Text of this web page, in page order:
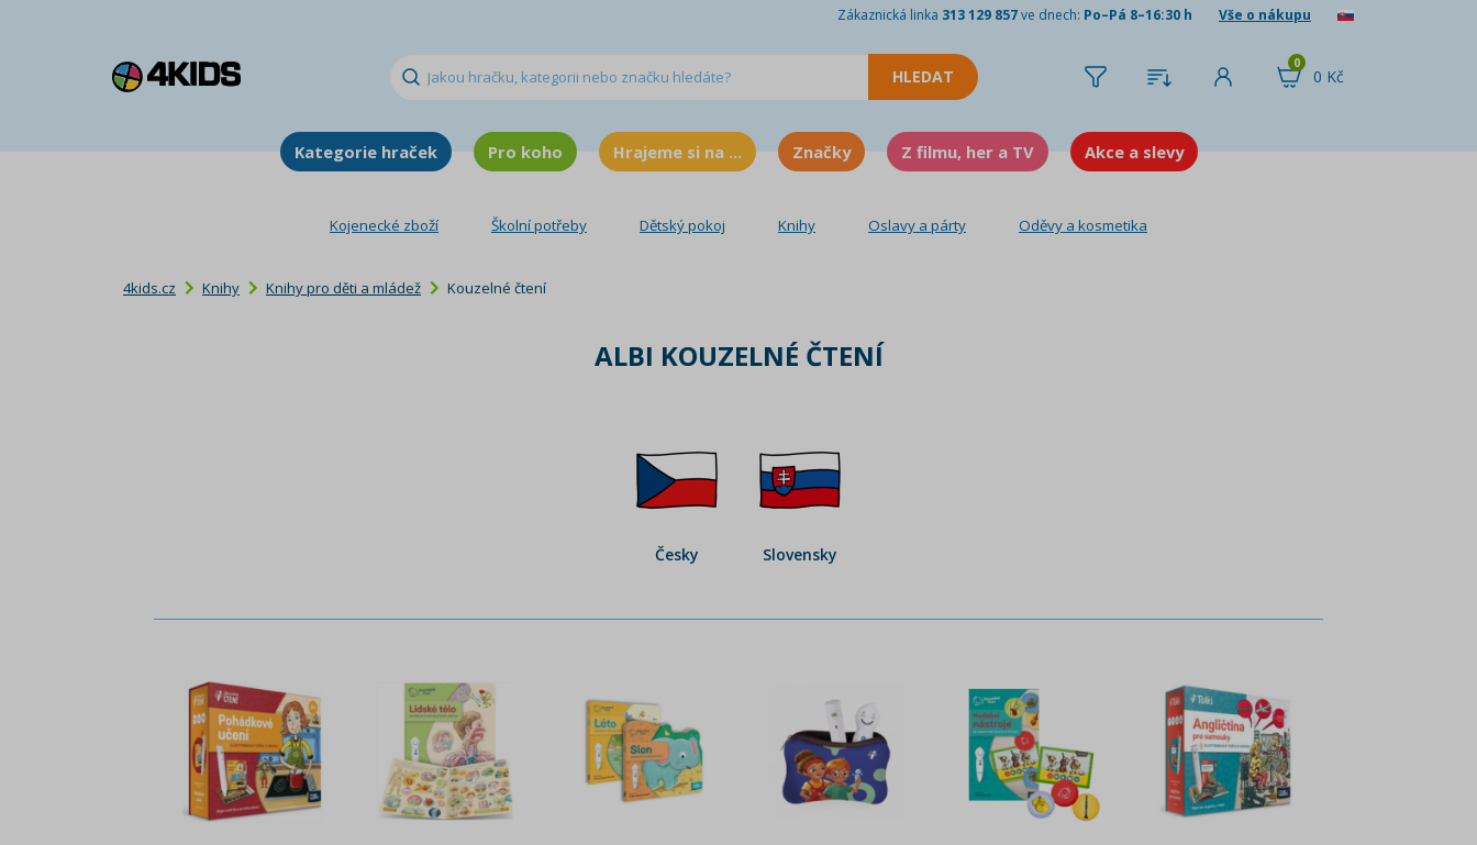
Zákaznická linka 313 129 857ve dnech: Po–Pá 8–16:30 h Vše o nákupu
0 Kč
0
Kategorie hraček Pro koho Hrajeme si na ... Značky Z filmu, her a TV Akce a slevy
Kojenecké zboží Školní potřeby Dětský pokoj Knihy Oslavy a párty Oděvy a kosmetika
4kids.cz Knihy Knihy pro děti a mládež Kouzelné čtení
ALBI KOUZELNÉ ČTENÍ
Česky Slovensky